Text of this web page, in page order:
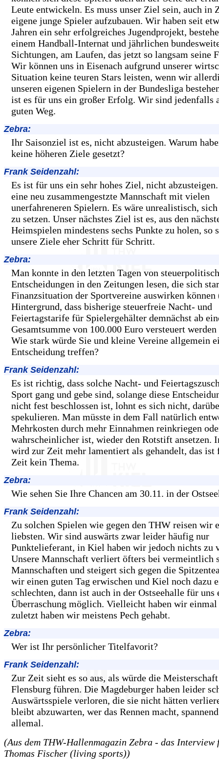
Leute entwickeln. Es muss unser Ziel sein, auch in
eigene junge Spieler aufzubauen. Wir haben seit
Jahren ein sehr erfolgreiches Jugendprojekt,
einem Handball-Internat und jährlichen
Sichtungen, am Laufen, das jetzt so langsam seine
Wir können uns in Eisenach aufgrund unserer
Situation keine teuren Stars leisten, wenn wir
unseren eigenen Spielern in der Bundesliga
ist es für uns ein großer Erfolg. Wir sind jedenfalls
guten Weg.
Zebra:
Ihr Saisonziel ist es, nicht abzusteigen. Warum
keine höheren Ziele gesetzt?
Frank Seidenzahl:
Es ist für uns ein sehr hohes Ziel, nicht
eine neu zusammengestzte Mannschaft mit vielen
unerfahreneren Spielern. Es wäre unrealistisch,
zu setzen. Unser nächstes Ziel ist es, aus den
Heimspielen mindestens sechs Punkte zu holen, so
unsere Ziele eher Schritt für Schritt.
Zebra:
Man konnte in den letzten Tagen von
Entscheidungen in den Zeitungen lesen, die sich
Finanzsituation der Sportvereine auswirken
Hintergrund, dass bisherige steuerfreie Nacht- und
Feiertagstarife für Spielergehälter demnächst ab
Gesamtsumme von 100.000 Euro versteuert werden
Wie stark würde Sie und kleine Vereine allgemein
Entscheidung treffen?
Frank Seidenzahl:
Es ist richtig, dass solche Nacht- und
Sport gang und gebe sind, solange diese
nicht fest beschlossen ist, lohnt es sich nicht,
spekulieren. Man müsste in dem Fall natürlich
Mehrkosten durch mehr Einnahmen reinkriegen
wahrscheinlicher ist, wieder den Rotstift ansetzen.
wird zur Zeit mehr lamentiert als gehandelt, das ist
Zeit kein Thema.
Zebra:
Wie sehen Sie Ihre Chancen am 30.11. in der
Frank Seidenzahl:
Zu solchen Spielen wie gegen den THW reisen wir
liebsten. Wir sind auswärts zwar leider häufig nur
Punktelieferant, in Kiel haben wir jedoch nichts zu
Unsere Mannschaft verliert öfters bei vermeintlich
Mannschaften und steigert sich gegen die
wir einen guten Tag erwischen und Kiel noch dazu
schlechten, dann ist auch in der Ostseehalle für uns
Überraschung möglich. Vielleicht haben wir einmal
zuletzt haben wir meistens Pech gehabt.
Zebra:
Wer ist Ihr persönlicher Titelfavorit?
Frank Seidenzahl:
Zur Zeit sieht es so aus, als würde die
Flensburg führen. Die Magdeburger haben leider
Auswärtsspiele verloren, die sie nicht hätten
bleibt abzuwarten, wer das Rennen macht,
allemal.
(Aus dem THW-Hallenmagazin Zebra - das Interview
Thomas Fischer (living sports))